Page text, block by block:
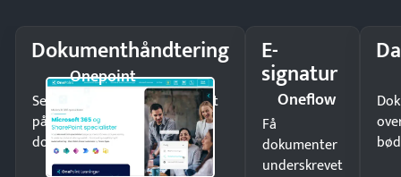
Dokumenthåndtering
Onepoint
Send kontrakter til underskrift
på minutter og mist ingen
dokumenter.
E-
signatur
Oneflow
Få
dokumenter
underskrevet